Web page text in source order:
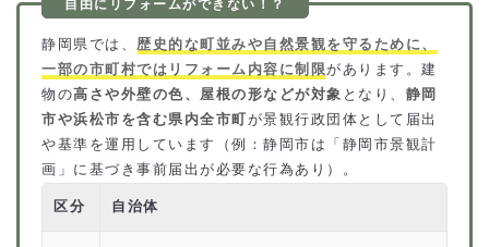
静岡県では、 歴史的な町並みや自然景観を守るために、
一部の市町村ではリフォーム内容に制限があります。建
物の高さや外壁の色、屋根の形などが対象 となり、 静岡
市や浜松市を含む県内全市町 が景観行政団体として届出
や基準を運用しています（例：静岡市は「静岡市景観計
画」に基づき事前届出が必要な行為あり）。
区分 自治体